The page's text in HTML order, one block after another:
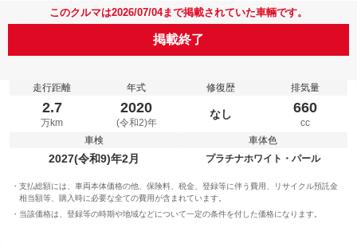
このクルマは2026/07/04まで掲載されていた車輛です。
掲載終了
走行距離
2.7
万km
年式
2020
(令和2)年
修復歴
なし
排気量
660
cc
車検
2027(令和9)年2月
車体色
プラチナホワイト・パール
支払総額には、車両本体価格の他、保険料、税金、登録等に伴う費用、リサイクル預託金
相当額等、購入時に必要な全ての費用が含まれています。
当該価格は、登録等の時期や地域などについて一定の条件を付した価格になります。